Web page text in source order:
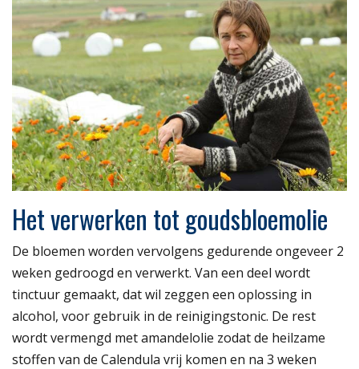
Het verwerken tot goudsbloemolie
De bloemen worden vervolgens gedurende ongeveer 2
weken gedroogd en verwerkt. Van een deel wordt
tinctuur gemaakt, dat wil zeggen een oplossing in
alcohol, voor gebruik in de reinigingstonic. De rest
wordt vermengd met amandelolie zodat de heilzame
stoffen van de Calendula vrij komen en na 3 weken